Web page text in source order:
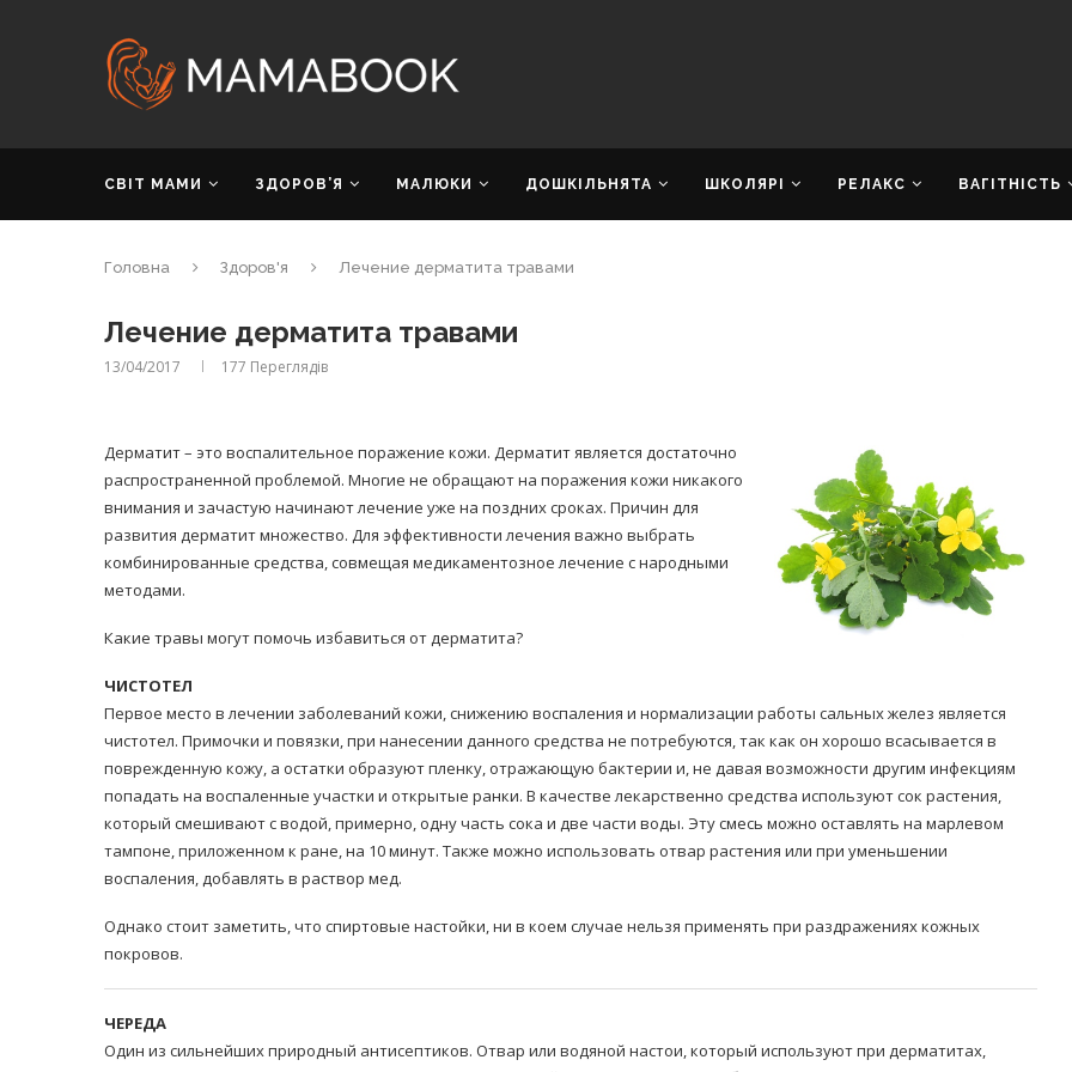
СВІТ МАМИ ЗДОРОВ’Я МАЛЮКИ ДОШКІЛЬНЯТА ШКОЛЯРІ РЕЛАКС ВАГІТНІСТЬ
Головна Здоров'я Лечение дерматита травами
Лечение дерматита травами
13/04/2017 177 Переглядів
Дерматит – это воспалительное поражение кожи. Дерматит является достаточно
распространенной проблемой. Многие не обращают на поражения кожи никакого
внимания и зачастую начинают лечение уже на поздних сроках. Причин для
развития дерматит множество. Для эффективности лечения важно выбрать
комбинированные средства, совмещая медикаментозное лечение с народными
методами.
Какие травы могут помочь избавиться от дерматита?
ЧИСТОТЕЛ
Первое место в лечении заболеваний кожи, снижению воспаления и нормализации работы сальных желез является
чистотел. Примочки и повязки, при нанесении данного средства не потребуются, так как он хорошо всасывается в
поврежденную кожу, а остатки образуют пленку, отражающую бактерии и, не давая возможности другим инфекциям
попадать на воспаленные участки и открытые ранки. В качестве лекарственно средства используют сок растения,
который смешивают с водой, примерно, одну часть сока и две части воды. Эту смесь можно оставлять на марлевом
тампоне, приложенном к ране, на 10 минут. Также можно использовать отвар растения или при уменьшении
воспаления, добавлять в раствор мед.
Однако стоит заметить, что спиртовые настойки, ни в коем случае нельзя применять при раздражениях кожных
покровов.
ЧЕРЕДА
Один из сильнейших природный антисептиков. Отвар или водяной настои, который используют при дерматитах,
принимать
никакого кипятка
30/Січ/2021
Лікарі назвали симптоми
коронавірусу в дітей
14/Бер/2020
Попробуйте рецепт
легендарного супа доктора
Моро, который без...
08/Січ/2021